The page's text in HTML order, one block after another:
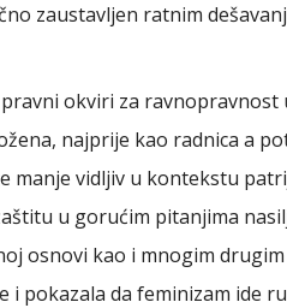
zaustavljen ratnim
okviri za ravnopravnost
najprije kao radnica a
manje vidljiv u kontekstu
u gorućim pitanjima
osnovi kao i mnogim
i pokazala da feminizam ide